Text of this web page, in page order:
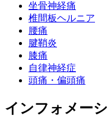
坐骨神経痛
椎間板ヘルニア
腰痛
腱鞘炎
膝痛
自律神経症
頭痛・偏頭痛
インフォメーシ